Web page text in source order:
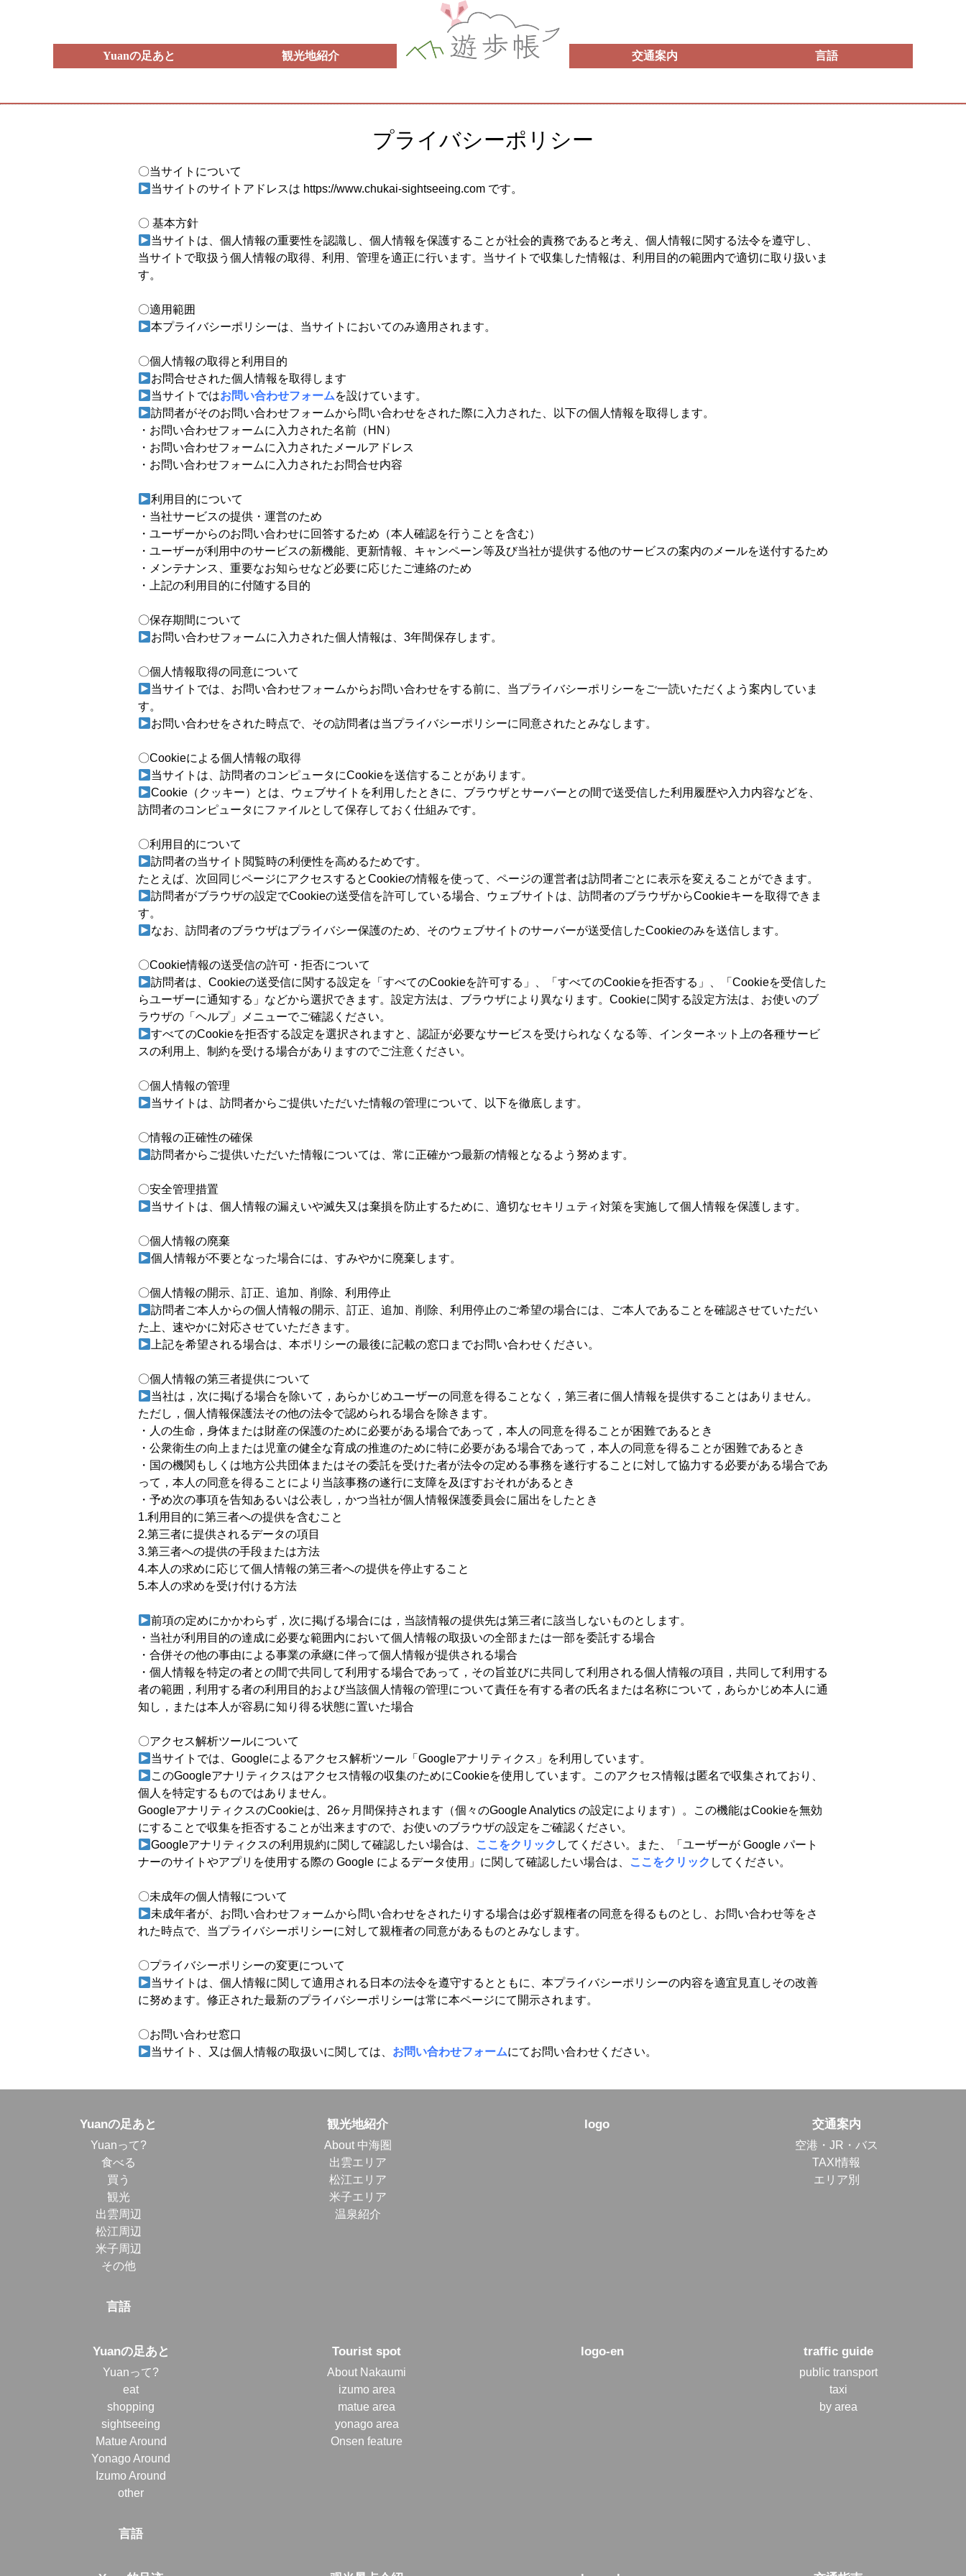
Yuanの足あと 観光地紹介 交通案内 言語
プライバシーポリシー
〇当サイトについて
当サイトのサイトアドレスは https://www.chukai-sightseeing.com です。
〇 基本方針
当サイトは、個人情報の重要性を認識し、個人情報を保護することが社会的責務であると考え、個人情報に関する法令を遵守し、
当サイトで取扱う個人情報の取得、利用、管理を適正に行います。当サイトで収集した情報は、利用目的の範囲内で適切に取り扱いま
す。
〇適用範囲
本プライバシーポリシーは、当サイトにおいてのみ適用されます。
〇個人情報の取得と利用目的
お問合せされた個人情報を取得します
当サイトではお問い合わせフォームを設けています。
訪問者がそのお問い合わせフォームから問い合わせをされた際に入力された、以下の個人情報を取得します。
・お問い合わせフォームに入力された名前（HN）
・お問い合わせフォームに入力されたメールアドレス
・お問い合わせフォームに入力されたお問合せ内容
利用目的について
・当社サービスの提供・運営のため
・ユーザーからのお問い合わせに回答するため（本人確認を行うことを含む）
・ユーザーが利用中のサービスの新機能、更新情報、キャンペーン等及び当社が提供する他のサービスの案内のメールを送付するため
・メンテナンス、重要なお知らせなど必要に応じたご連絡のため
・上記の利用目的に付随する目的
〇保存期間について
お問い合わせフォームに入力された個人情報は、3年間保存します。
〇個人情報取得の同意について
当サイトでは、お問い合わせフォームからお問い合わせをする前に、当プライバシーポリシーをご一読いただくよう案内していま
す。
お問い合わせをされた時点で、その訪問者は当プライバシーポリシーに同意されたとみなします。
〇Cookieによる個人情報の取得
当サイトは、訪問者のコンピュータにCookieを送信することがあります。
Cookie（クッキー）とは、ウェブサイトを利用したときに、ブラウザとサーバーとの間で送受信した利用履歴や入力内容などを、
訪問者のコンピュータにファイルとして保存しておく仕組みです。
〇利用目的について
訪問者の当サイト閲覧時の利便性を高めるためです。
たとえば、次回同じページにアクセスするとCookieの情報を使って、ページの運営者は訪問者ごとに表示を変えることができます。
訪問者がブラウザの設定でCookieの送受信を許可している場合、ウェブサイトは、訪問者のブラウザからCookieキーを取得できま
す。
なお、訪問者のブラウザはプライバシー保護のため、そのウェブサイトのサーバーが送受信したCookieのみを送信します。
〇Cookie情報の送受信の許可・拒否について
訪問者は、Cookieの送受信に関する設定を「すべてのCookieを許可する」、「すべてのCookieを拒否する」、「Cookieを受信した
らユーザーに通知する」などから選択できます。設定方法は、ブラウザにより異なります。Cookieに関する設定方法は、お使いのブ
ラウザの「ヘルプ」メニューでご確認ください。
すべてのCookieを拒否する設定を選択されますと、認証が必要なサービスを受けられなくなる等、インターネット上の各種サービ
スの利用上、制約を受ける場合がありますのでご注意ください。
〇個人情報の管理
当サイトは、訪問者からご提供いただいた情報の管理について、以下を徹底します。
〇情報の正確性の確保
訪問者からご提供いただいた情報については、常に正確かつ最新の情報となるよう努めます。
〇安全管理措置
当サイトは、個人情報の漏えいや滅失又は棄損を防止するために、適切なセキリュティ対策を実施して個人情報を保護します。
〇個人情報の廃棄
個人情報が不要となった場合には、すみやかに廃棄します。
〇個人情報の開示、訂正、追加、削除、利用停止
訪問者ご本人からの個人情報の開示、訂正、追加、削除、利用停止のご希望の場合には、ご本人であることを確認させていただい
た上、速やかに対応させていただきます。
上記を希望される場合は、本ポリシーの最後に記載の窓口までお問い合わせください。
〇個人情報の第三者提供について
当社は，次に掲げる場合を除いて，あらかじめユーザーの同意を得ることなく，第三者に個人情報を提供することはありません。
ただし，個人情報保護法その他の法令で認められる場合を除きます。
・人の生命，身体または財産の保護のために必要がある場合であって，本人の同意を得ることが困難であるとき
・公衆衛生の向上または児童の健全な育成の推進のために特に必要がある場合であって，本人の同意を得ることが困難であるとき
・国の機関もしくは地方公共団体またはその委託を受けた者が法令の定める事務を遂行することに対して協力する必要がある場合であ
って，本人の同意を得ることにより当該事務の遂行に支障を及ぼすおそれがあるとき
・予め次の事項を告知あるいは公表し，かつ当社が個人情報保護委員会に届出をしたとき
1.利用目的に第三者への提供を含むこと
2.第三者に提供されるデータの項目
3.第三者への提供の手段または方法
4.本人の求めに応じて個人情報の第三者への提供を停止すること
5.本人の求めを受け付ける方法
前項の定めにかかわらず，次に掲げる場合には，当該情報の提供先は第三者に該当しないものとします。
・当社が利用目的の達成に必要な範囲内において個人情報の取扱いの全部または一部を委託する場合
・合併その他の事由による事業の承継に伴って個人情報が提供される場合
・個人情報を特定の者との間で共同して利用する場合であって，その旨並びに共同して利用される個人情報の項目，共同して利用する
者の範囲，利用する者の利用目的および当該個人情報の管理について責任を有する者の氏名または名称について，あらかじめ本人に通
知し，または本人が容易に知り得る状態に置いた場合
〇アクセス解析ツールについて
当サイトでは、Googleによるアクセス解析ツール「Googleアナリティクス」を利用しています。
このGoogleアナリティクスはアクセス情報の収集のためにCookieを使用しています。このアクセス情報は匿名で収集されており、
個人を特定するものではありません。
GoogleアナリティクスのCookieは、26ヶ月間保持されます（個々のGoogle Analytics の設定によります）。この機能はCookieを無効
にすることで収集を拒否することが出来ますので、お使いのブラウザの設定をご確認ください。
Googleアナリティクスの利用規約に関して確認したい場合は、
ここをクリック してください。また、「ユーザーが Google パート
ナーのサイトやアプリを使用する際の Google によるデータ使用」に関して確認したい場合は、
ここをクリック してください。
〇未成年の個人情報について
未成年者が、お問い合わせフォームから問い合わせをされたりする場合は必ず親権者の同意を得るものとし、お問い合わせ等をさ
れた時点で、当プライバシーポリシーに対して親権者の同意があるものとみなします。
〇プライバシーポリシーの変更について
当サイトは、個人情報に関して適用される日本の法令を遵守するとともに、本プライバシーポリシーの内容を適宜見直しその改善
に努めます。修正された最新のプライバシーポリシーは常に本ページにて開示されます。
〇お問い合わせ窓口
当サイト、又は個人情報の取扱いに関しては、 お問い合わせフォームにてお問い合わせください。
Yuanの足あと
Yuanって?
食べる
買う
観光
出雲周辺
松江周辺
米子周辺
その他
観光地紹介
About 中海圏
出雲エリア
松江エリア
米子エリア
温泉紹介
logo 交通案内
空港・JR・バス
TAXI情報
エリア別
言語
Yuanの足あと
Yuanって?
eat
shopping
sightseeing
Matue Around
Yonago Around
Izumo Around
other
Tourist spot
About Nakaumi
izumo area
matue area
yonago area
Onsen feature
logo-en traffic guide
public transport
taxi
by area
言語